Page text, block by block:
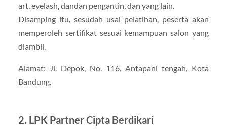
art, eyelash, dandan pengantin, dan yang lain.
Disamping itu, sesudah usai pelatihan, peserta akan
memperoleh sertifikat sesuai kemampuan salon yang
diambil.
Alamat: Jl. Depok, No. 116, Antapani tengah, Kota
Bandung.
2. LPK Partner Cipta Berdikari